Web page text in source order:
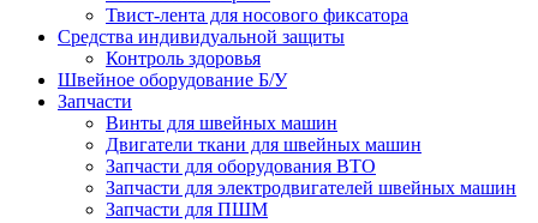
Твист-лента для носового фиксатора
Средства индивидуальной защиты
Контроль здоровья
Швейное оборудование Б/У
Запчасти
Винты для швейных машин
Двигатели ткани для швейных машин
Запчасти для оборудования ВТО
Запчасти для электродвигателей швейных машин
Запчасти для ПШМ